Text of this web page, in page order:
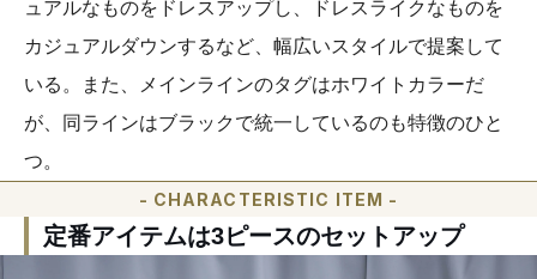
ュアルなものをドレスアップし、ドレスライクなものを
カジュアルダウンするなど、幅広いスタイルで提案して
いる。また、メインラインのタグはホワイトカラーだ
が、同ラインはブラックで統一しているのも特徴のひと
つ。
- CHARACTERISTIC ITEM -
定番アイテムは3ピースのセットアップ